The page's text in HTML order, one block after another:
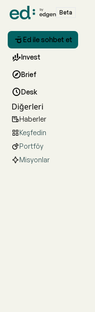
Beta
 Ed ile sohbet et
Invest
Brief
Desk
Diğerleri
Haberler
Keşfedin
Portföy
Misyonlar